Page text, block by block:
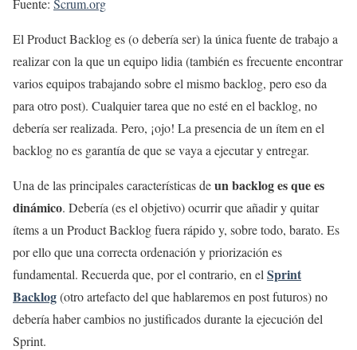
El Product Backlog es (o debería ser) la única fuente de trabajo a
realizar con la que un equipo lidia (también es frecuente encontrar
varios equipos trabajando sobre el mismo backlog, pero eso da
para otro post). Cualquier tarea que no esté en el backlog, no
debería ser realizada. Pero, ¡ojo! La presencia de un ítem en el
backlog no es garantía de que se vaya a ejecutar y entregar.
Una de las principales características deun backlog es que es
dinámico. Debería (es el objetivo) ocurrir que añadir y quitar
ítems a un Product Backlog fuera rápido y, sobre todo, barato. Es
por ello que una correcta ordenación y priorización es
fundamental. Recuerda que, por el contrario, en el Sprint
Backlog(otro artefacto del que hablaremos en post futuros) no
debería haber cambios no justificados durante la ejecución del
Sprint.